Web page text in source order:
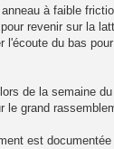
à faible
revenir sur la
l'écoute du bas
de la semaine
le grand
est